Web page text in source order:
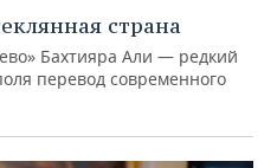
страна
Бахтияра Али — редкий
перевод современного